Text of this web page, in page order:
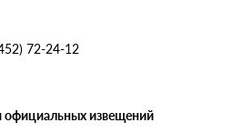
72-24-12
извещений